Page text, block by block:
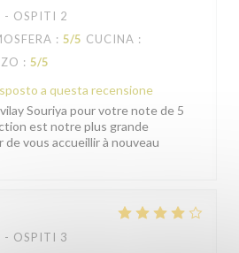
OSPITI 2
: 5/5 CUCINA :
: 5/5
a questa recensione
Souriya pour votre note de 5
est notre plus grande
de vous accueillir à nouveau
OSPITI 3